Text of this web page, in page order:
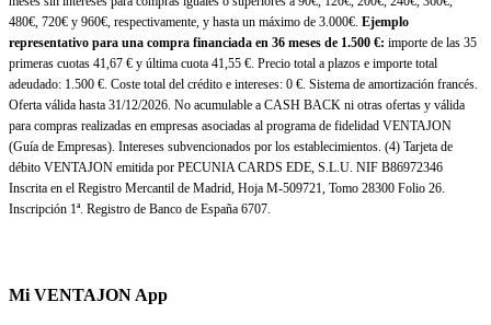
480€, 720€ y 960€, respectivamente, y hasta un máximo de 3.000€. Ejemplo
representativo para una compra financiada en 36 meses de 1.500 €: importe de las 35
primeras cuotas 41,67 € y última cuota 41,55 €. Precio total a plazos e importe total
adeudado: 1.500 €. Coste total del crédito e intereses: 0 €. Sistema de amortización francés.
Oferta válida hasta 31/12/2026. No acumulable a CASH BACK ni otras ofertas y válida
para compras realizadas en empresas asociadas al programa de fidelidad VENTAJON
(Guía de Empresas). Intereses subvencionados por los establecimientos. (4) Tarjeta de
débito VENTAJON emitida por PECUNIA CARDS EDE, S.L.U. NIF B86972346
Inscrita en el Registro Mercantil de Madrid, Hoja M-509721, Tomo 28300 Folio 26.
Inscripción 1ª. Registro de Banco de España 6707.
Mi VENTAJON App